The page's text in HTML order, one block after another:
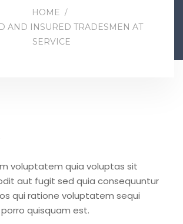
HOME
AND INSURED TRADESMEN AT
SERVICE
voluptatem quia voluptas sit
aut fugit sed quia consequuntur
qui ratione voluptatem sequi
quisquam est.